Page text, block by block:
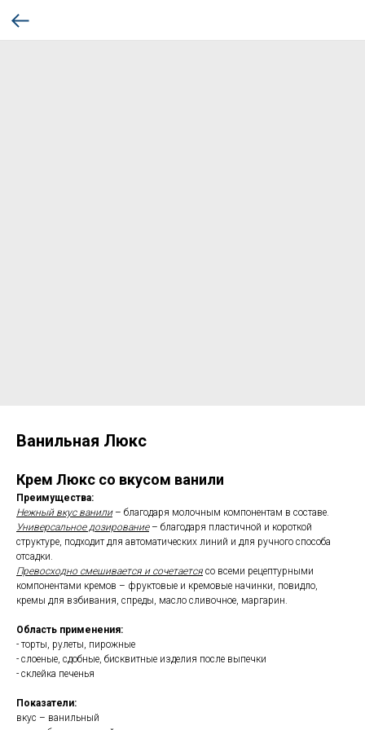
Ванильная Люкс
Крем Люкс со вкусом ванили
Преимущества:
Нежный вкус ванили– благодаря молочным компонентам в составе.
Универсальное дозирование– благодаря пластичной и короткой
структуре, подходит для автоматических линий и для ручного способа
отсадки.
Превосходно смешивается и сочетается со всеми рецептурными
компонентами кремов – фруктовые и кремовые начинки, повидло,
кремы для взбивания, спреды, масло сливочное, маргарин.
Область применения:
- торты, рулеты, пирожные
- слоеные, сдобные, бисквитные изделия после выпечки
- склейка печенья
Показатели:
вкус – ванильный